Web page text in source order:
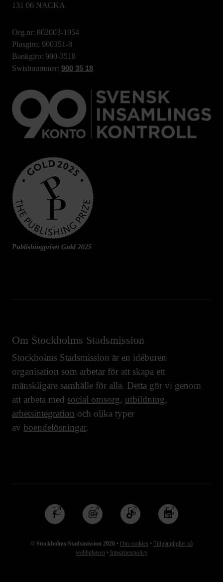
131 06 NACKA
Org.nr: 802003-1954
Plusgiro: 900351-8
Bankgiro: 900-3518
Swishnummer: 900 35 18
Publishingpriset Guld 2025
Om Stockholms Stadsmission
Stockholms Stadsmission är en idéburen
organisation som arbetar för att skapa ett
mänskligare samhälle för alla. Detta gör vi genom
att arbeta med social omsorg, utbildning,
arbetsintegration och olika typer
av boendelösningar.
© Stockholms Stadsmission 2026 • Om cookies • Tillgänglighet på
webbplatsen • Integritetspolicy
Följ
oss
Facebook
Följ
oss
Instagram
Följ
oss
TikTok
Följ
oss
Linkedin